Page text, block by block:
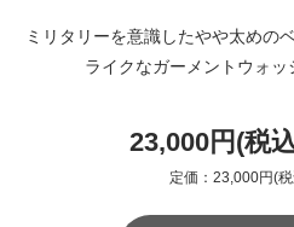
ミリタリーを意識したやや太めの
ライクなガーメントウォッ
23,000円(税
定価：23,000円(